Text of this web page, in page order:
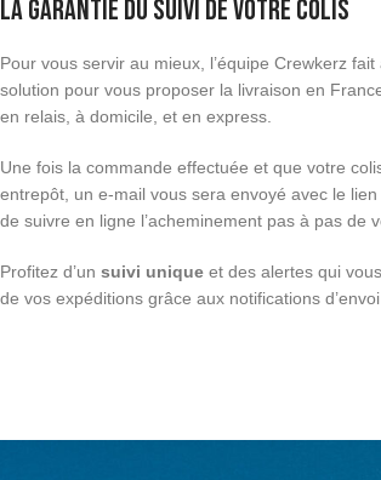
La garantie du suivi de votre colis
Pour vous servir au mieux, l’équipe Crewkerz
solution pour vous proposer la livraison en
en relais, à domicile, et en express.
Une fois la commande effectuée et que votre
entrepôt, un e-mail vous sera envoyé avec le
de suivre en ligne l’acheminement pas à pas de
Profitez d’un suivi unique et des alertes qui
de vos expéditions grâce aux notifications